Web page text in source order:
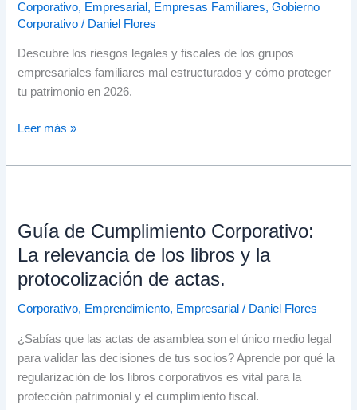
Corporativo, Empresarial , Empresas Familiares,Gobierno
Corporativo / Daniel Flores
Descubre los riesgos legales y fiscales de los grupos
empresariales familiares mal estructurados y cómo proteger
tu patrimonio en 2026.
y
que
puede
afectar
patrimonio
Leer más »
Guía de Cumplimiento Corporativo:
La relevancia de los libros y la
protocolización de actas.
Corporativo, Emprendimiento, Empresarial / Daniel Flores
¿Sabías que las actas de asamblea son el único medio legal
para validar las decisiones de tus socios? Aprende por qué la
regularización de los libros corporativos es vital para la
protección patrimonial y el cumplimiento fiscal.
Cumplimiento
Corporativo:
relevancia
de
libros
y
la
protocolización